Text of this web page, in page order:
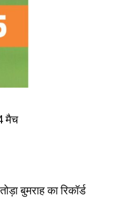
मैच
बुमराह का रिकॉर्ड